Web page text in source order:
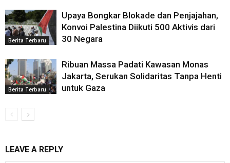
Berita Terbaru
Upaya Bongkar Blokade dan Penjajahan,
Konvoi Palestina Diikuti 500 Aktivis dari
30 Negara
Berita Terbaru
Ribuan Massa Padati Kawasan Monas
Jakarta, Serukan Solidaritas Tanpa Henti
untuk Gaza
LEAVE A REPLY